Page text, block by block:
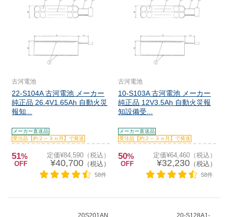
古河電池
22-S104A 古河電池 メーカー
純正品 26.4V1.65Ah 自動火災
報知...
メーカー直送品
受注品【約２～３ヵ月】で発送
51%
OFF
定価¥84,590（税込）
¥40,700（税込）
58件
古河電池
10-S103A 古河電池 メーカー
純正品 12V3.5Ah 自動火災報
知設備受...
メーカー直送品
受注品【約２～３ヵ月】で発送
50%
OFF
定価¥64,460（税込）
¥32,230（税込）
58件
20S201AN 20-S128A1-...